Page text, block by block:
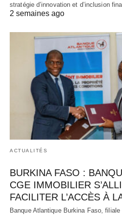
stratégie d’innovation et d’inclusion
2 semaines ago
ACTUALITÉS
BURKINA FASO :
CGE IMMOBILIER
FACILITER L’ACCÈS À
Banque Atlantique Burkina Faso,